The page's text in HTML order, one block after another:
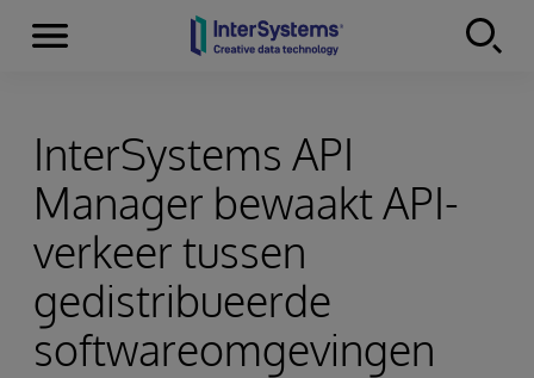
Skip to content
Menu
InterSystems API
Manager bewaakt API-
verkeer tussen
gedistribueerde
softwareomgevingen